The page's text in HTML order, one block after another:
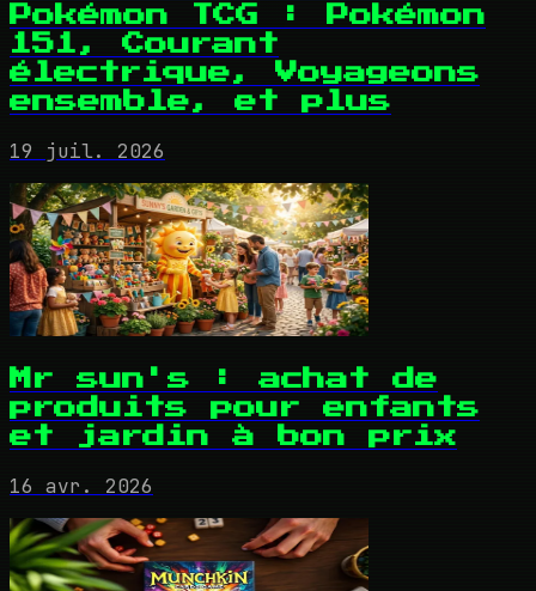
Pokémon TCG : Pokémon
151, Courant
électrique, Voyageons
ensemble, et plus
19 juil. 2026
Mr sun's : achat de
produits pour enfants
et jardin à bon prix
16 avr. 2026